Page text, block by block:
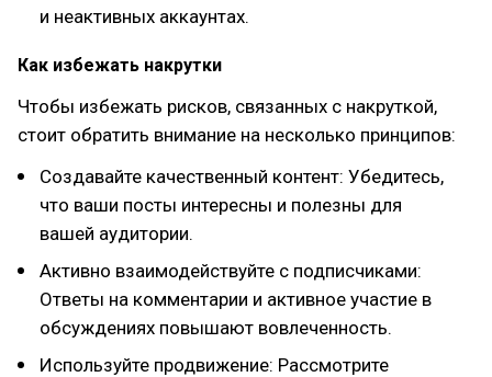
и неактивных аккаунтах.
Как избежать накрутки
Чтобы избежать рисков, связанных с накруткой,
стоит обратить внимание на несколько принципов:
Создавайте качественный контент: Убедитесь,
что ваши посты интересны и полезны для
вашей аудитории.
Активно взаимодействуйте с подписчиками:
Ответы на комментарии и активное участие в
обсуждениях повышают вовлеченность.
Используйте продвижение: Рассмотрите